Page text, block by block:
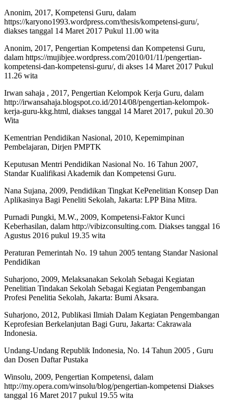
Anonim, 2017, Kompetensi Guru, dalam
https://karyono1993.wordpress.com/thesis/kompetensi-guru/,
diakses tanggal 14 Maret 2017 Pukul 11.00 wita
Anonim, 2017, Pengertian Kompetensi dan Kompetensi Guru,
dalam https://mujibjee.wordpress.com/2010/01/11/pengertian-
kompetensi-dan-kompetensi-guru/, di akses 14 Maret 2017 Pukul
11.26 wita
Irwan sahaja , 2017, Pengertian Kelompok Kerja Guru, dalam
http://irwansahaja.blogspot.co.id/2014/08/pengertian-kelompok-
kerja-guru-kkg.html, diakses tanggal 14 Maret 2017, pukul 20.30
Wita
Kementrian Pendidikan Nasional, 2010, Kepemimpinan
Pembelajaran, Dirjen PMPTK
Keputusan Mentri Pendidikan Nasional No. 16 Tahun 2007,
Standar Kualifikasi Akademik dan Kompetensi Guru.
Nana Sujana, 2009, Pendidikan Tingkat KePenelitian Konsep Dan
Aplikasinya Bagi Peneliti Sekolah, Jakarta: LPP Bina Mitra.
Purnadi Pungki, M.W., 2009, Kompetensi-Faktor Kunci
Keberhasilan, dalam http://vibizconsulting.com. Diakses tanggal 16
Agustus 2016 pukul 19.35 wita
Peraturan Pemerintah No. 19 tahun 2005 tentang Standar Nasional
Pendidikan
Suharjono, 2009, Melaksanakan Sekolah Sebagai Kegiatan
Penelitian Tindakan Sekolah Sebagai Kegiatan Pengembangan
Profesi Penelitia Sekolah, Jakarta: Bumi Aksara.
Suharjono, 2012, Publikasi Ilmiah Dalam Kegiatan Pengembangan
Keprofesian Berkelanjutan Bagi Guru, Jakarta: Cakrawala
Indonesia.
Undang-Undang Republik Indonesia, No. 14 Tahun 2005 , Guru
dan Dosen Daftar Pustaka
Winsolu, 2009, Pengertian Kompetensi, dalam
http://my.opera.com/winsolu/blog/pengertian-kompetensi Diakses
tanggal 16 Maret 2017 pukul 19.55 wita